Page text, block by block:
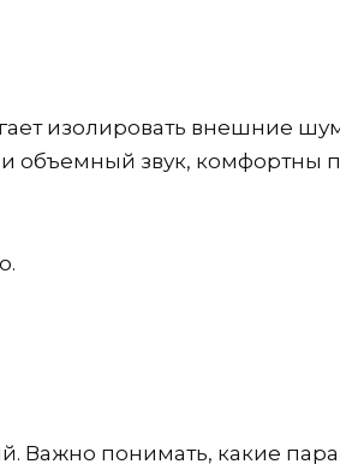
изолировать внешние
объемный звук, комфортны
Важно понимать, какие